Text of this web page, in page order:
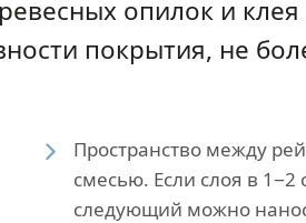
опилок и
покрытия, не
Пространство между
смесью. Если слоя в 1−2
следующий можно